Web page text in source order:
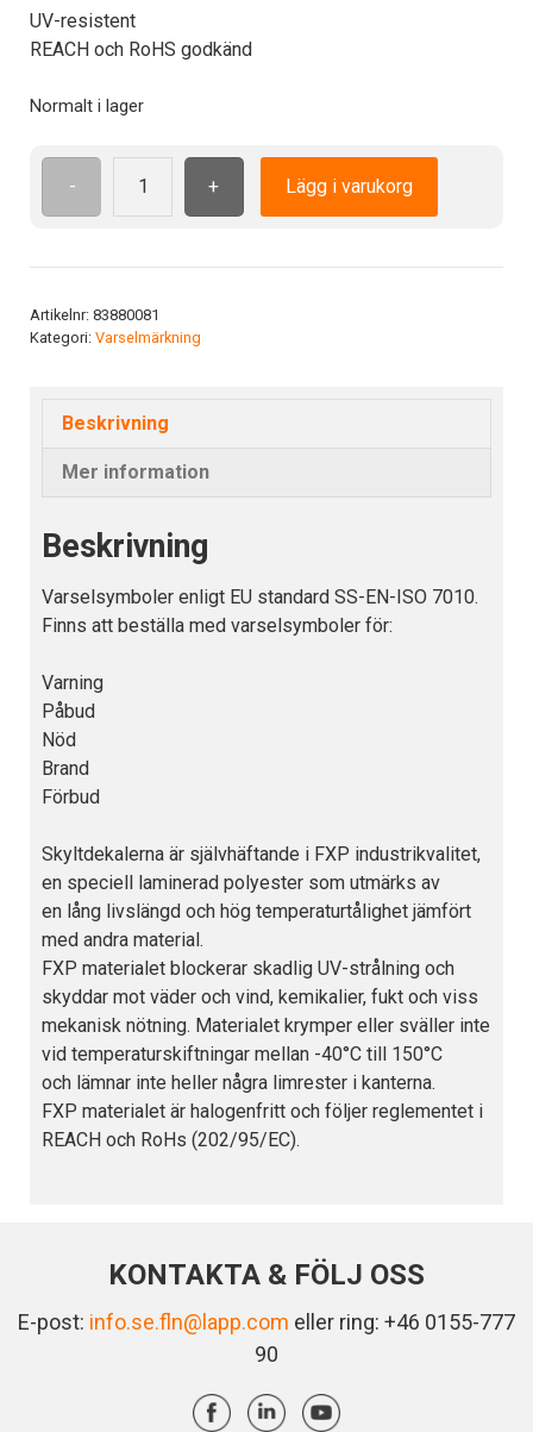
UV-resistent
REACH och RoHS godkänd
Normalt i lager
-
ISO7010
+ Lägg i varukorg
Artikelnr: 83880081
Kategori: Varselmärkning
Beskrivning
Mer information
Beskrivning
Varselsymboler enligt EU standard SS-EN-ISO 7010.
Finns att beställa med varselsymboler för:
Varning
Påbud
Nöd
Brand
Förbud
Skyltdekalerna är självhäftande i FXP industrikvalitet,
en speciell laminerad polyester som utmärks av
en lång livslängd och hög temperaturtålighet jämfört
med andra material.
FXP materialet blockerar skadlig UV-strålning och
skyddar mot väder och vind, kemikalier, fukt och viss
mekanisk nötning. Materialet krymper eller sväller inte
vid temperaturskiftningar mellan -40°C till 150°C
och lämnar inte heller några limrester i kanterna.
FXP materialet är halogenfritt och följer reglementet i
REACH och RoHs (202/95/EC).
KONTAKTA & FÖLJ OSS
E-post: info.se.fln@lapp.com eller ring: +46 0155-777
90